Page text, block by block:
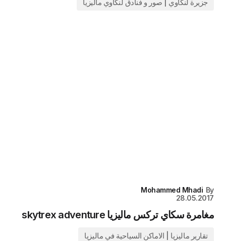
جزيرة لنكاوي | صور و فنادق لنكاوي ماليزيا
By
Mohammed Mhadi
28.05.2017
مغامرة سكاي تركس ماليزيا skytrex adventure
تقارير ماليزيا | الاماكن السياحية في ماليزيا